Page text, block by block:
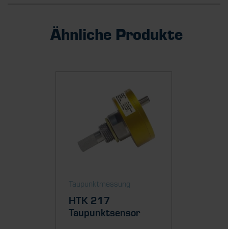
Ähnliche Produkte
Taupunktmessung
HTK 217
Taupunktsensor